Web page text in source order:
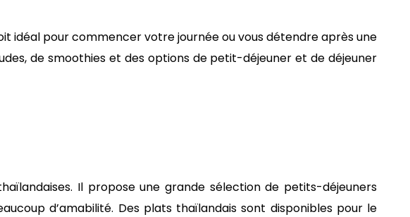
idéal pour commencer votre journée ou vous détendre après une
de smoothies et des options de petit-déjeuner et de déjeuner
Il propose une grande sélection de petits-déjeuners
d’amabilité. Des plats thaïlandais sont disponibles pour le